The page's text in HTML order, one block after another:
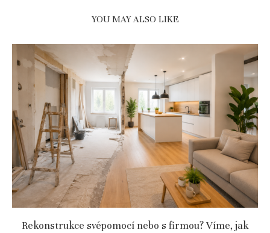
YOU MAY ALSO LIKE
Rekonstrukce svépomocí nebo s firmou? Víme, jak